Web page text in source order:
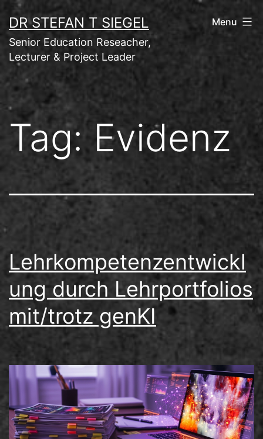
Skip
to
content
DR STEFAN T SIEGEL
Senior Education Reseacher,
Lecturer & Project Leader
Menu
Tag:Evidenz
Lehrkompetenzentwickl
ung durch Lehrportfolios
mit/trotz genKI